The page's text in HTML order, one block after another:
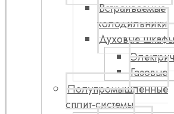
Встраиваемые
холодильники
Духовые шкафы
Газовые
Полупромышленные
сплит-системы